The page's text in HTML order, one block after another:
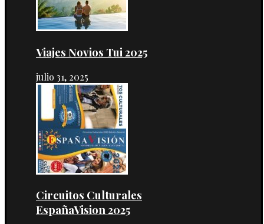
Viajes Novios Tui 2025
julio 31, 2025
Circuitos Culturales
EspañaVision 2025